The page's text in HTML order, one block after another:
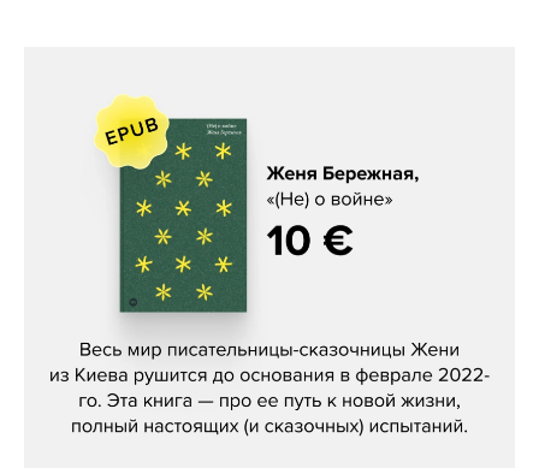
Женя Бережная, «(Не) о войне»